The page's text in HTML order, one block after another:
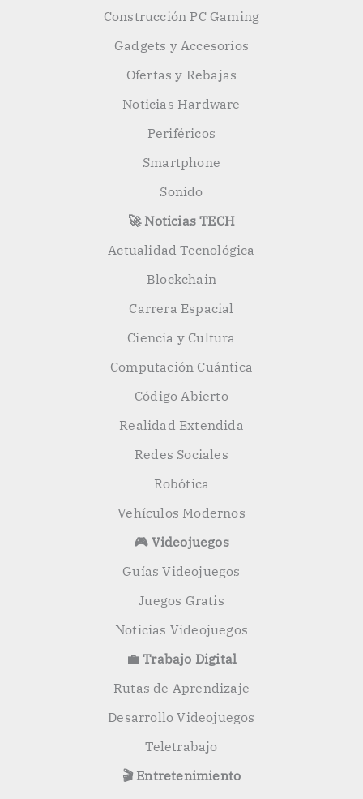
Construcción PC Gaming
Gadgets y Accesorios
Ofertas y Rebajas
Noticias Hardware
Periféricos
Smartphone
Sonido
🚀 Noticias TECH
Actualidad Tecnológica
Blockchain
Carrera Espacial
Ciencia y Cultura
Computación Cuántica
Código Abierto
Realidad Extendida
Redes Sociales
Robótica
Vehículos Modernos
🎮 Videojuegos
Guías Videojuegos
Juegos Gratis
Noticias Videojuegos
💼 Trabajo Digital
Rutas de Aprendizaje
Desarrollo Videojuegos
Teletrabajo
🎬 Entretenimiento